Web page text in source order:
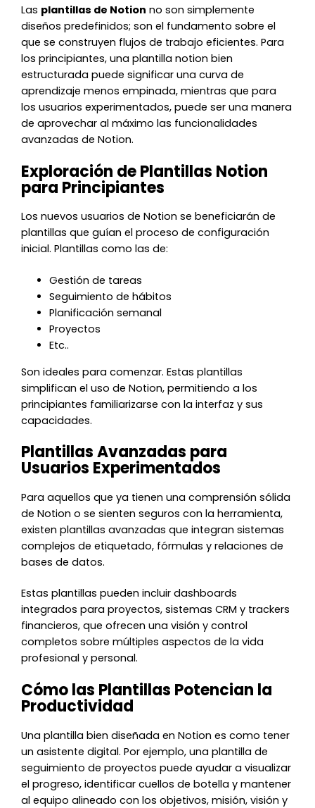
Las plantillas de Notion no son simplemente
diseños predefinidos; son el fundamento sobre el
que se construyen flujos de trabajo eficientes. Para
los principiantes, una plantilla notion bien
estructurada puede significar una curva de
aprendizaje menos empinada, mientras que para
los usuarios experimentados, puede ser una manera
de aprovechar al máximo las funcionalidades
avanzadas de Notion.
Exploración de Plantillas Notion
para Principiantes
Los nuevos usuarios de Notion se beneficiarán de
plantillas que guían el proceso de configuración
inicial. Plantillas como las de:
Gestión de tareas
Seguimiento de hábitos
Planificación semanal
Proyectos
Etc..
Son ideales para comenzar. Estas plantillas
simplifican el uso de Notion, permitiendo a los
principiantes familiarizarse con la interfaz y sus
capacidades.
Plantillas Avanzadas para
Usuarios Experimentados
Para aquellos que ya tienen una comprensión sólida
de Notion o se sienten seguros con la herramienta,
existen plantillas avanzadas que integran sistemas
complejos de etiquetado, fórmulas y relaciones de
bases de datos.
Estas plantillas pueden incluir dashboards
integrados para proyectos, sistemas CRM y trackers
financieros, que ofrecen una visión y control
completos sobre múltiples aspectos de la vida
profesional y personal.
Cómo las Plantillas Potencian la
Productividad
Una plantilla bien diseñada en Notion es como tener
un asistente digital. Por ejemplo, una plantilla de
seguimiento de proyectos puede ayudar a visualizar
el progreso, identificar cuellos de botella y mantener
al equipo alineado con los objetivos, misión, visión y